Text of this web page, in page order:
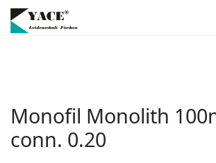
Monofil Monolith
conn. 0.20